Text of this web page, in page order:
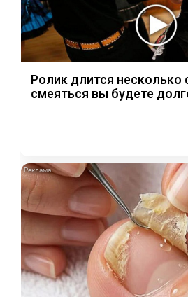
Ролик длится несколько
смеяться вы будете